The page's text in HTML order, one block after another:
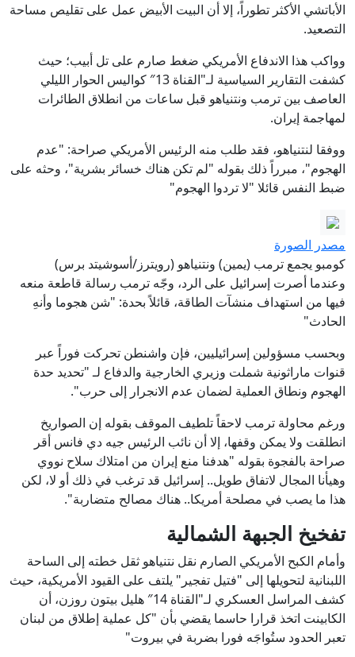
الأباتشي الأكثر تطوراً، إلا أن البيت الأبيض عمل على تقليص مساحة
التصعيد.
وواكب هذا الاندفاع الأمريكي ضغط صارم على تل أبيب؛ حيث
كشفت التقارير السياسية لـ"القناة 13″ كواليس الحوار الليلي
العاصف بين ترمب ونتنياهو قبل ساعات من انطلاق الطائرات
لمهاجمة إيران.
ووفقا لنتنياهو، فقد طلب منه الرئيس الأمريكي صراحة: "عدم
الهجوم"، مبرراً ذلك بقوله "لم تكن هناك خسائر بشرية"، وحثه على
ضبط النفس قائلا "لا تردوا الهجوم"
مصدر الصورة
كومبو يجمع ترمب (يمين) ونتنياهو (رويترز/أسوشيتد برس)
وعندما أصرت إسرائيل على الرد، وجّه ترمب رسالة قاطعة منعه
فيها من استهداف منشآت الطاقة، قائلاً بحدة: "شن هجوما وأنهِ
الحادث"
وبحسب مسؤولين إسرائيليين، فإن واشنطن تحركت فوراً عبر
قنوات ماراثونية شملت وزيري الخارجية والدفاع لـ "تحديد حدة
الهجوم ونطاق العملية لضمان عدم الانجرار إلى حرب".
ورغم محاولة ترمب لاحقاً تلطيف الموقف بقوله إن الصواريخ
انطلقت ولا يمكن وقفها، إلا أن نائب الرئيس جيه دي فانس أقر
صراحة بالفجوة بقوله "هدفنا منع إيران من امتلاك سلاح نووي
وهيأنا المجال لاتفاق طويل.. إسرائيل قد ترغب في ذلك أو لا، لكن
هذا ما يصب في مصلحة أمريكا.. هناك مصالح متضاربة".
تفخيخ الجبهة الشمالية
وأمام الكبح الأمريكي الصارم نقل نتنياهو ثقل خطته إلى الساحة
اللبنانية لتحويلها إلى "فتيل تفجير" يلتف على القيود الأمريكية، حيث
كشف المراسل العسكري لـ"القناة 14″ هليل بيتون روزن، أن
الكابينت اتخذ قرارا حاسما يقضي بأن "كل عملية إطلاق من لبنان
تعبر الحدود ستُواجَه فورا بضربة في بيروت"